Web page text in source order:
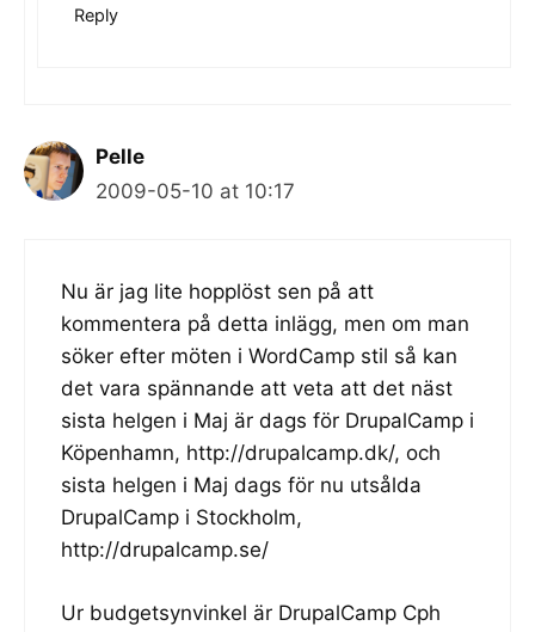
Reply
Pelle
2009-05-10 at 10:17
Nu är jag lite hopplöst sen på att
kommentera på detta inlägg, men om man
söker efter möten i WordCamp stil så kan
det vara spännande att veta att det näst
sista helgen i Maj är dags för DrupalCamp i
Köpenhamn, http://drupalcamp.dk/, och
sista helgen i Maj dags för nu utsålda
DrupalCamp i Stockholm,
http://drupalcamp.se/
Ur budgetsynvinkel är DrupalCamp Cph